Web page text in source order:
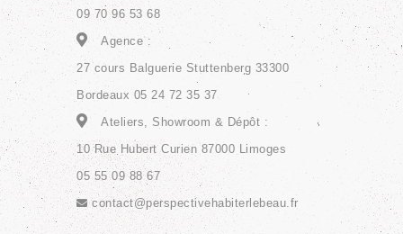
09 70 96 53 68
Agence :
27 cours Balguerie Stuttenberg 33300
Bordeaux 05 24 72 35 37
Ateliers, Showroom & Dépôt :
10 Rue Hubert Curien 87000 Limoges
05 55 09 88 67
contact@perspectivehabiterlebeau.fr